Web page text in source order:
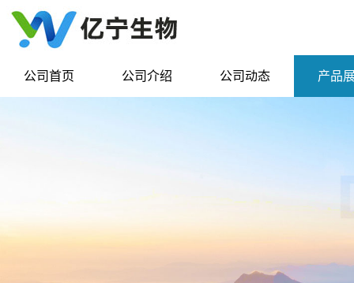
公司首页 公司介绍 公司动态 产品